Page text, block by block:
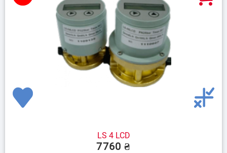
LS 4 LCD
7760 ₴